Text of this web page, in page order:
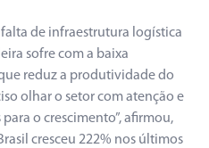
de infraestrutura logística
sofre com a baixa
reduz a produtividade do
olhar o setor com atenção e
o crescimento”, afirmou,
cresceu 222% nos últimos